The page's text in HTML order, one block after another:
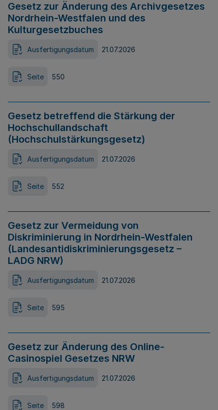
Gesetz zur Änderung des Archivgesetzes
Nordrhein-Westfalen und des
Kulturgesetzbuches
Ausfertigungsdatum 21.07.2026
Seite 550
Gesetz betreffend die Stärkung der
Hochschullandschaft
(Hochschulstärkungsgesetz)
Ausfertigungsdatum 21.07.2026
Seite 552
Gesetz zur Vermeidung von
Diskriminierung in Nordrhein-Westfalen
(Landesantidiskriminierungsgesetz –
LADG NRW)
Ausfertigungsdatum 21.07.2026
Seite 595
Gesetz zur Änderung des Online-
Casinospiel Gesetzes NRW
Ausfertigungsdatum 21.07.2026
Seite 598